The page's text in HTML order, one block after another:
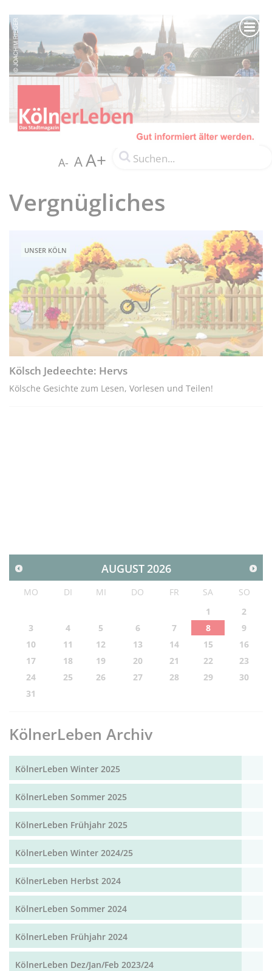
A- AA+
Vergnügliches
UNSER KÖLN
Kölsch Jedeechte: Hervs
Kölsche Gesichte zum Lesen, Vorlesen und Teilen!
AUGUST2026
MO DI MI DO FR SA
SO
1
2
3
4 5 6 7 8
9
10
11 12 13 14 15
16
17
18 19 20 21 22
23
24
25 26 27 28 29
30
31
KölnerLeben Archiv
KölnerLeben Winter 2025
KölnerLeben Sommer 2025
KölnerLeben Frühjahr 2025
KölnerLeben Winter 2024/25
KölnerLeben Herbst 2024
KölnerLeben Sommer 2024
KölnerLeben Frühjahr 2024
KölnerLeben Dez/Jan/Feb 2023/24